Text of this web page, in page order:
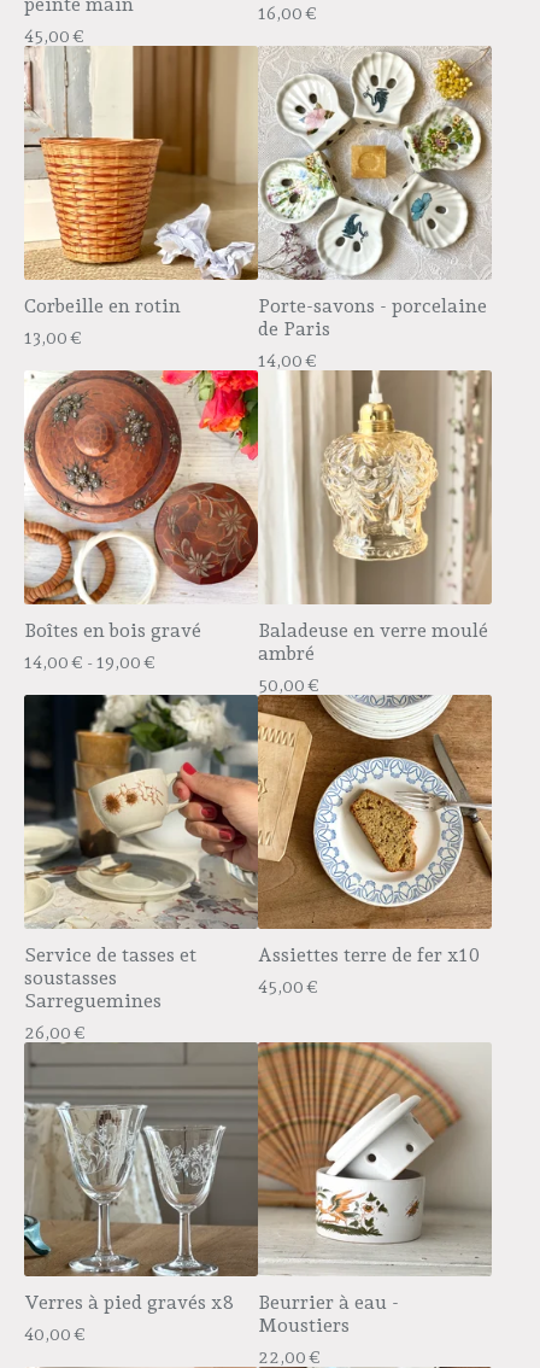
45,00€
16,00€
Corbeille en rotin
13,00€
Porte-savons - porcelaine
de Paris
14,00€
Boîtes en bois gravé
14,00€ - 19,00€
Baladeuse en verre moulé
ambré
50,00€
Service de tasses et
soustasses
Sarreguemines
26,00€
Assiettes terre de fer x10
45,00€
Verres à pied gravés x8
40,00€
Beurrier à eau -
Moustiers
22,00€